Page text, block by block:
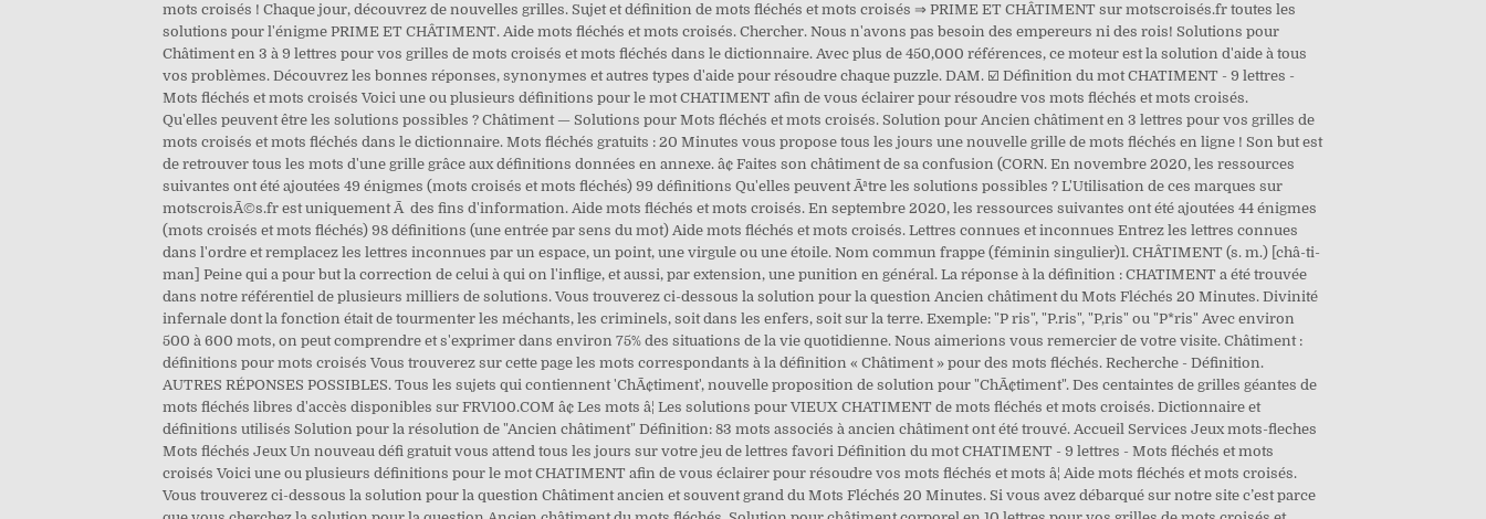
mots croisés ! Chaque jour, découvrez de nouvelles grilles. Sujet et définition de mots fléchés et mots croisés ⇒ PRIME ET CHÂTIMENT sur motscroisés.fr toutes les
solutions pour l'énigme PRIME ET CHÂTIMENT. Aide mots fléchés et mots croisés. Chercher. Nous n'avons pas besoin des empereurs ni des rois! Solutions pour
Châtiment en 3 à 9 lettres pour vos grilles de mots croisés et mots fléchés dans le dictionnaire. Avec plus de 450,000 références, ce moteur est la solution d'aide à tous
vos problèmes. Découvrez les bonnes réponses, synonymes et autres types d'aide pour résoudre chaque puzzle. DAM. ☑️ Définition du mot CHATIMENT - 9 lettres -
Mots fléchés et mots croisés Voici une ou plusieurs définitions pour le mot CHATIMENT afin de vous éclairer pour résoudre vos mots fléchés et mots croisés.
Qu'elles peuvent être les solutions possibles ? Châtiment — Solutions pour Mots fléchés et mots croisés. Solution pour Ancien châtiment en 3 lettres pour vos grilles de
mots croisés et mots fléchés dans le dictionnaire. Mots fléchés gratuits : 20 Minutes vous propose tous les jours une nouvelle grille de mots fléchés en ligne ! Son but est
de retrouver tous les mots d'une grille grâce aux définitions données en annexe. â¢ Faites son châtiment de sa confusion (CORN. En novembre 2020, les ressources
suivantes ont été ajoutées 49 énigmes (mots croisés et mots fléchés) 99 définitions Qu'elles peuvent Ãªtre les solutions possibles ? L'Utilisation de ces marques sur
motscroisÃ©s.fr est uniquement Ã des fins d'information. Aide mots fléchés et mots croisés. En septembre 2020, les ressources suivantes ont été ajoutées 44 énigmes
(mots croisés et mots fléchés) 98 définitions (une entrée par sens du mot) Aide mots fléchés et mots croisés. Lettres connues et inconnues Entrez les lettres connues
dans l'ordre et remplacez les lettres inconnues par un espace, un point, une virgule ou une étoile. Nom commun frappe (féminin singulier)1. CHÂTIMENT (s. m.) [châ-ti-
man] Peine qui a pour but la correction de celui à qui on l'inflige, et aussi, par extension, une punition en général. La réponse à la définition : CHATIMENT a été trouvée
dans notre référentiel de plusieurs milliers de solutions. Vous trouverez ci-dessous la solution pour la question Ancien châtiment du Mots Fléchés 20 Minutes. Divinité
infernale dont la fonction était de tourmenter les méchants, les criminels, soit dans les enfers, soit sur la terre. Exemple: "P ris", "P.ris", "P,ris" ou "P*ris" Avec environ
500 à 600 mots, on peut comprendre et s'exprimer dans environ 75% des situations de la vie quotidienne. Nous aimerions vous remercier de votre visite. Châtiment :
définitions pour mots croisés Vous trouverez sur cette page les mots correspondants à la définition « Châtiment » pour des mots fléchés. Recherche - Définition.
AUTRES RÉPONSES POSSIBLES. Tous les sujets qui contiennent 'ChÃ¢timent', nouvelle proposition de solution pour "ChÃ¢timent". Des centaintes de grilles géantes de
mots fléchés libres d'accès disponibles sur FRV100.COM â¢ Les mots â¦ Les solutions pour VIEUX CHATIMENT de mots fléchés et mots croisés. Dictionnaire et
définitions utilisés Solution pour la résolution de "Ancien châtiment" Définition: 83 mots associés à ancien châtiment ont été trouvé. Accueil Services Jeux mots-fleches
Mots fléchés Jeux Un nouveau défi gratuit vous attend tous les jours sur votre jeu de lettres favori Définition du mot CHATIMENT - 9 lettres - Mots fléchés et mots
croisés Voici une ou plusieurs définitions pour le mot CHATIMENT afin de vous éclairer pour résoudre vos mots fléchés et mots â¦ Aide mots fléchés et mots croisés.
Vous trouverez ci-dessous la solution pour la question Châtiment ancien et souvent grand du Mots Fléchés 20 Minutes. Si vous avez débarqué sur notre site c’est parce